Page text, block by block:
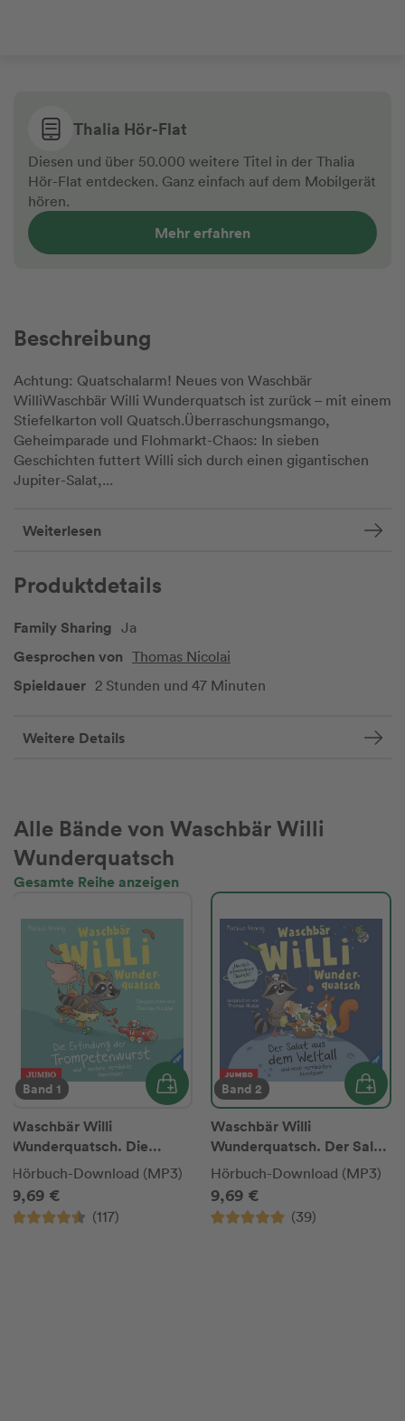
Thalia Hör-Flat
Diesen und über 50.000 weitere Titel in der Thalia
Hör-Flat entdecken. Ganz einfach auf dem Mobilgerät
hören.
Mehr erfahren
Beschreibung
Achtung: Quatschalarm! Neues von Waschbär
WilliWaschbär Willi Wunderquatsch ist zurück – mit einem
Stiefelkarton voll Quatsch.Überraschungsmango,
Geheimparade und Flohmarkt-Chaos: In sieben
Geschichten futtert Willi sich durch einen gigantischen
Jupiter-Salat,...
Weiterlesen
Produktdetails
Family Sharing Ja
Gesprochen von Thomas Nicolai
Spieldauer 2 Stunden und 47 Minuten
Weitere Details
Alle Bände von Waschbär Willi
Wunderquatsch
Gesamte Reihe anzeigen
Band 1
Waschbär Willi
Wunderquatsch. Die
Erfindung der
Trompetenwurst und
weitere verrückte
Abenteuer
Hörbuch-Download (MP3)
9,69 €
(117)
Band 2
Waschbär Willi
Wunderquatsch. Der Salat
aus dem Weltall und noch
verrücktere Abenteuer
(Band 2)
Hörbuch-Download (MP3)
9,69 €
(39)